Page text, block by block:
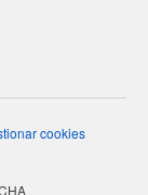
cookies